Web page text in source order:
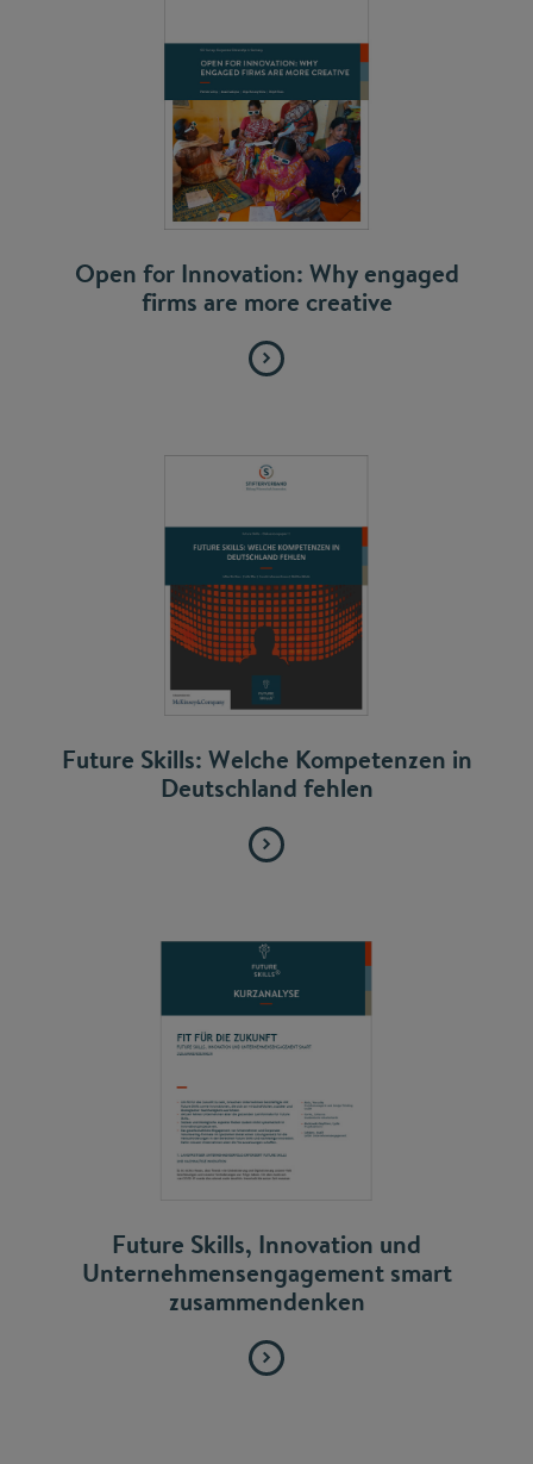
Open for Innovation: Why engaged
firms are more creative
Future Skills: Welche Kompetenzen in
Deutschland fehlen
Future Skills, Innovation und
Unternehmensengagement smart
zusammendenken